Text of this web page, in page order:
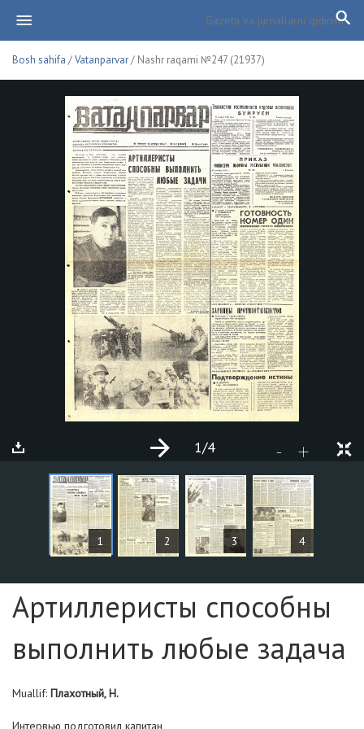
Bosh sahifa /Vatanparvar/ Nashr raqami №247 (21937)
1 2 3 4
- +
1/4
MAQOLALAR
Sahifa №1
Артиллеристы способны
выполнить любые задача
Muallif: Плахотный, Н.
Интервью подготовил капитан